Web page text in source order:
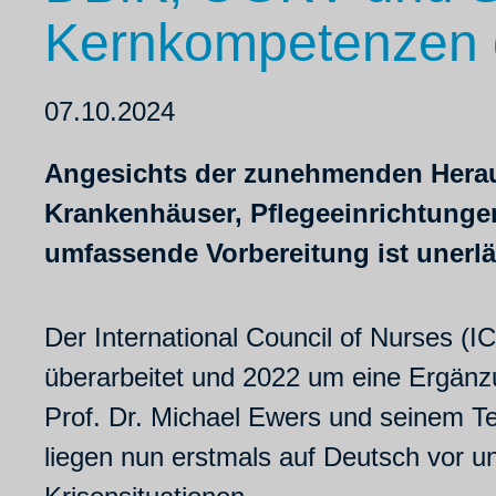
07.10.2024
Angesichts der zunehmenden
Krankenhäuser,
umfassende Vorbereitung ist
Der International Council of Nurses
überarbeitet und 2022 um eine
Prof. Dr. Michael Ewers und seinem
liegen nun erstmals auf Deutsch vor